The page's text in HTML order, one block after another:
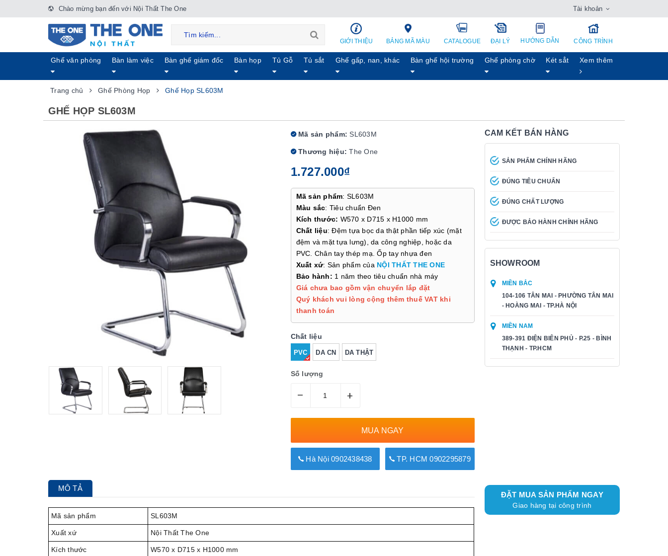
Chào mừng bạn đến với Nội Thất The One Tài khoản
GIỚI THIỆU BẢNG MÃ MÀU CATALOGUE ĐẠI LÝ HƯỚNG DẪN CÔNG TRÌNH
Ghế văn phòng Bàn làm việc Bàn ghế giám đốc Bàn họp Tủ Gỗ Tủ sắt Ghế gấp, nan, khác Bàn ghế hội trường Ghế phòng chờ Két sẳt Xem thêm
Trang chủ Ghế Phòng Họp Ghế Họp SL603M
GHẾ HỌP SL603M
Mã sản phẩm: SL603M
Thương hiệu: The One
1.727.000₫
Mã sản phẩm: SL603M
Màu sắc: Tiêu chuẩn Đen
Kích thước: W570 x D715 x H1000 mm
Chất liệu: Đệm tựa bọc da thật phần tiếp xúc (mặt
đệm và mặt tựa lưng), da công nghiệp, hoặc da
PVC. Chân tay thép mạ. Ốp tay nhựa đen
Xuất xứ: Sản phẩm của NỘI THẤT THE ONE
Bảo hành: 1 năm theo tiêu chuẩn nhà máy
Giá chưa bao gồm vận chuyển lắp đặt
Quý khách vui lòng cộng thêm thuế VAT khi
thanh toán
Chất liệu
PVC DA CN DA THẬT
Số lượng
– +
MUA NGAY
Hà Nội 0902438438 TP. HCM 0902295879
CAM KẾT BÁN HÀNG
SẢN PHẨM CHÍNH HÃNG
ĐÚNG TIÊU CHUẨN
ĐÚNG CHẤT LƯỢNG
ĐƯỢC BẢO HÀNH CHÍNH HÃNG
SHOWROOM
MIỀN BẮC
104-106 TÂN MAI - PHƯỜNG TÂN MAI
- HOÀNG MAI - TP.HÀ NỘI
MIỀN NAM
389-391 ĐIỆN BIÊN PHỦ - P.25 - BÌNH
THẠNH - TP.HCM
MÔ TẢ
Mã sản phẩm SL603M
Xuất xứ Nội Thất The One
Kích thước W570 x D715 x H1000 mm
ĐẶT MUA SẢN PHẨM NGAY
Giao hàng tại công trình